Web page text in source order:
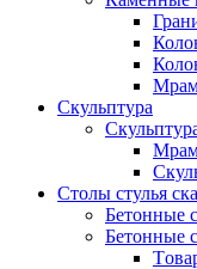
Скульптура
Столы стулья
Бетонные
Бетонные